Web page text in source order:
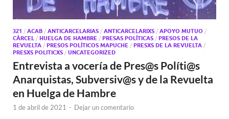
321 / ACAB / ANTICARCELARIAS / ANTICARCELARIXS / APOYO MUTUO /
CÁRCEL / HUELGA DE HAMBRE / PRESAS POLÍTICAS / PRESOS DE LA
REVUELTA / PRESOS POLÍTICOS MAPUCHE / PRESXS DE LA REVUELTA /
PRESXS POLITICXS / UNCATEGORIZED
Entrevista a vocería de Pres@s Políti@s
Anarquistas, Subversiv@s y de la Revuelta
en Huelga de Hambre
1 de abril de 2021 - Dejar un comentario